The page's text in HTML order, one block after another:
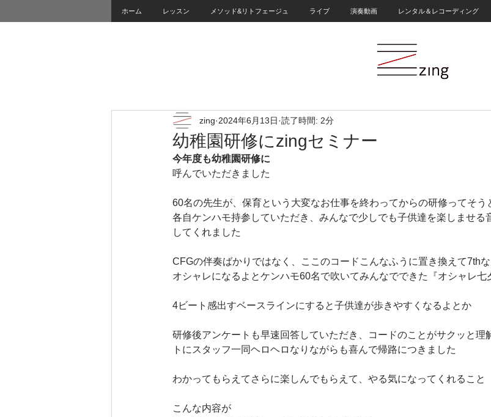
ホーム レッスン メソッド&リトフェージュ ライブ 演奏動画 レンタル＆レコーディング
幼稚園研修にzingセミナー
zing 2024年6月13日 読了時間: 2分
今年度も幼稚園研修に
呼んでいただきました
60名の先生が、保育という大変なお仕事を終わってからの研修ってそう
各自ケンハモ持参していただき、みんなで少しでも子供達を楽しませる
してくれました
CFGの伴奏ばかりではなく、ここのコードこんなふうに置き換えて7th
オシャレになるよとケンハモ60名で吹いてみんなでできた『オシャレ七
4ビート感出すベースラインにすると子供達が歩きやすくなるよとか
研修後アンケートも早速回答していただき、コードのことがサクッと理
トにスタッフ一同ヘロヘロなりながらも喜んで帰路につきました
わかってもらえてさらに楽しんでもらえて、やる気になってくれること
こんな内容が